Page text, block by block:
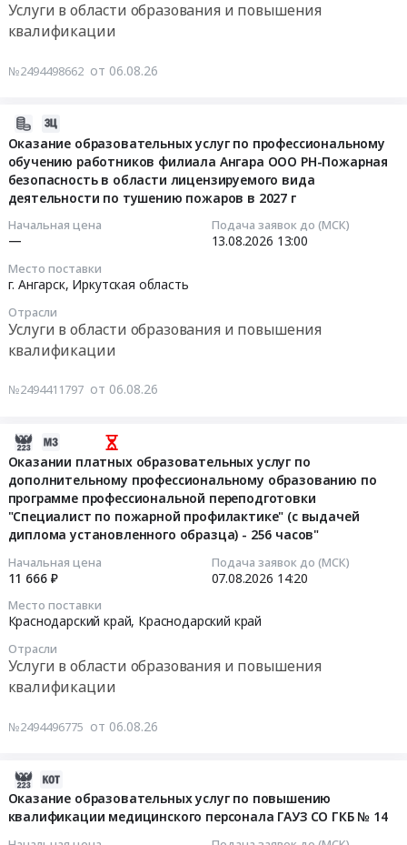
Услуги в области образования и повышения
квалификации
№2494498662 от 06.08.26
Оказание образовательных услуг по профессиональному
обучению работников филиала Ангара ООО РН-Пожарная
безопасность в области лицензируемого вида
деятельности по тушению пожаров в 2027 г
Начальная цена
—
Подача заявок до (МСК)
13.08.2026 13:00
Место поставки
г. Ангарск, Иркутская область
Отрасли
Услуги в области образования и повышения
квалификации
№2494411797 от 06.08.26
Оказании платных образовательных услуг по
дополнительному профессиональному образованию по
программе профессиональной переподготовки
"Специалист по пожарной профилактике" (с выдачей
диплома установленного образца) - 256 часов"
Начальная цена
11 666 ₽
Подача заявок до (МСК)
07.08.2026 14:20
Место поставки
Краснодарский край, Краснодарский край
Отрасли
Услуги в области образования и повышения
квалификации
№2494496775 от 06.08.26
Оказание образовательных услуг по повышению
квалификации медицинского персонала ГАУЗ СО ГКБ № 14